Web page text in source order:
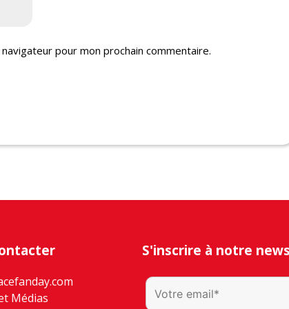
pour mon prochain commentaire.
Médias
S'inscrire à notre